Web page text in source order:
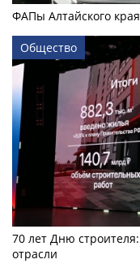
ФАПы Алтайского
Общество
70 лет Дню
отрасли